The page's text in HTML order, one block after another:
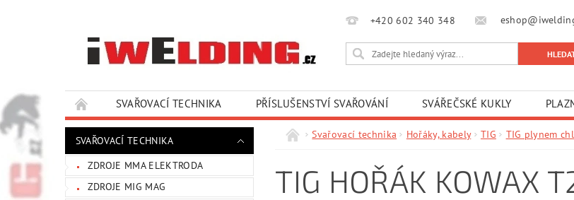
+420 602 340 348‎‎
SVAŘOVACÍ TECHNIKA PŘÍSLUŠENSTVÍ SVAŘOVÁNÍ SVÁŘEČSKÉ KUKLY
SLUŽBY A SERVIS
KONTAKTY
SVAŘOVACÍ TECHNIKA
ZDROJE MMA ELEKTRODA
ZDROJE MIG MAG
Svařovací technika Hořáky, kabely TIG TIG plynem
TIG HOŘÁK KOWAX